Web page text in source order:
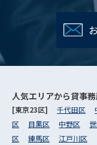
人気エリアから貸事
[東京23区] 千代田区
区
目黒区 中野区
区
練馬区 江戸川区